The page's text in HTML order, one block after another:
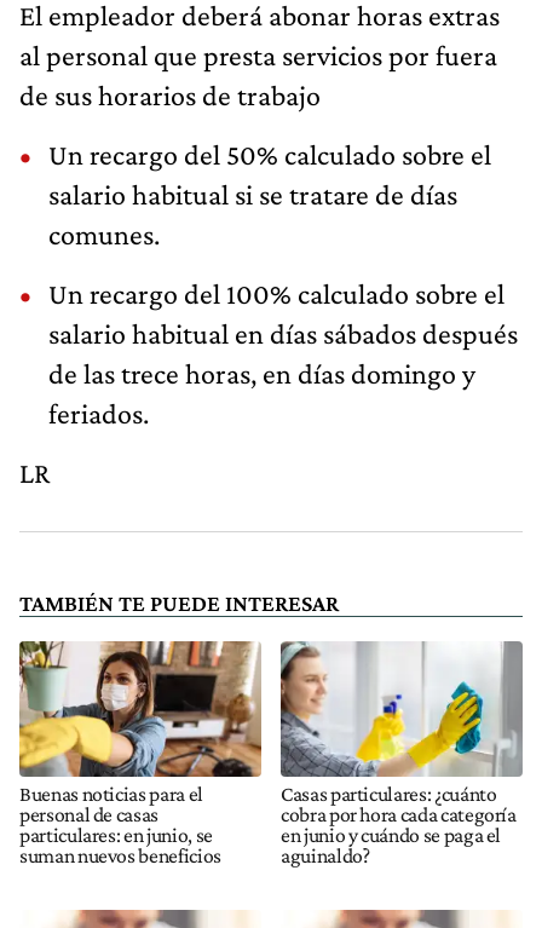
El empleador deberá abonar horas extras
al personal que presta servicios por fuera
de sus horarios de trabajo
Un recargo del 50% calculado sobre el
salario habitual si se tratare de días
comunes.
Un recargo del 100% calculado sobre el
salario habitual en días sábados después
de las trece horas, en días domingo y
feriados.
LR
TAMBIÉN TE PUEDE INTERESAR
Buenas noticias para el
personal de casas
particulares: en junio, se
suman nuevos beneficios
Casas particulares: ¿cuánto
cobra por hora cada categoría
en junio y cuándo se paga el
aguinaldo?